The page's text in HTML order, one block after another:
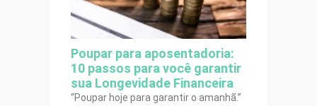
Poupar para aposentadoria:
10 passos para você garantir
sua Longevidade Financeira
“Poupar hoje para garantir o amanhã.”